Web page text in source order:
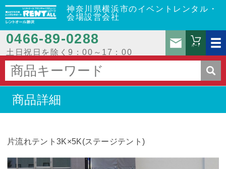
神奈川県横浜市のイベントレンタル・
会場設営会社
0466‐89‐0288
土日祝日を除く9：00～17：00
お問
カート
商品詳細
片流れテント3K×5K(ステージテント)